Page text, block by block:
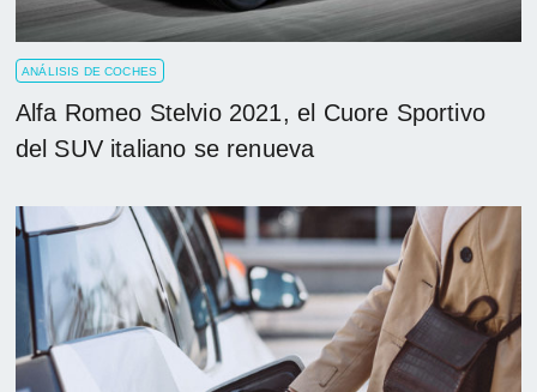
ANÁLISIS DE COCHES
Alfa Romeo Stelvio 2021, el Cuore Sportivo
del SUV italiano se renueva